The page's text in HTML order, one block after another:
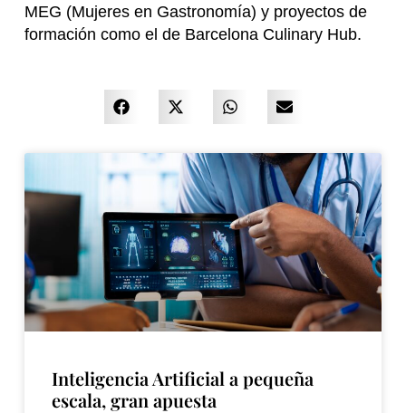
⁠MEG (Mujeres en Gastronomía) y proyectos de
formación como el de Barcelona Culinary Hub.
Inteligencia Artificial a pequeña
escala, gran apuesta